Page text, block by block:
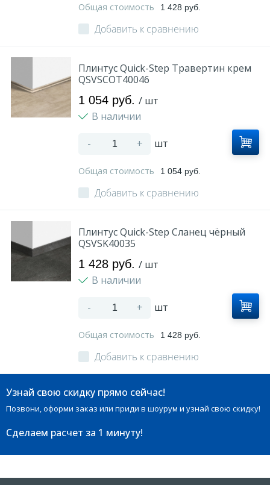
Общая стоимость 1 428 руб.
Добавить к сравнению
Плинтус Quick-Step Травертин крем
QSVSCOT40046
1 054 руб. / шт
В наличии
- + шт
Общая стоимость 1 054 руб.
Добавить к сравнению
Плинтус Quick-Step Сланец чёрный
QSVSK40035
1 428 руб. / шт
В наличии
- + шт
Общая стоимость 1 428 руб.
Добавить к сравнению
Узнай свою скидку прямо сейчас!
Позвони, оформи заказ или приди в шоурум и узнай свою скидку!
Сделаем расчет за 1 минуту!